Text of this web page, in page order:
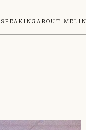
SpeakingAbout Me